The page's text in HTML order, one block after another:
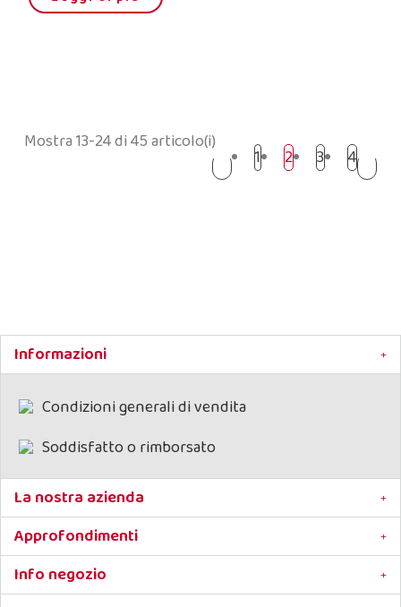
Mostra 13-24 di 45 articolo(i)
1 2 3 4
Informazioni
Condizioni generali di vendita
Soddisfatto o rimborsato
La nostra azienda
Approfondimenti
Info negozio